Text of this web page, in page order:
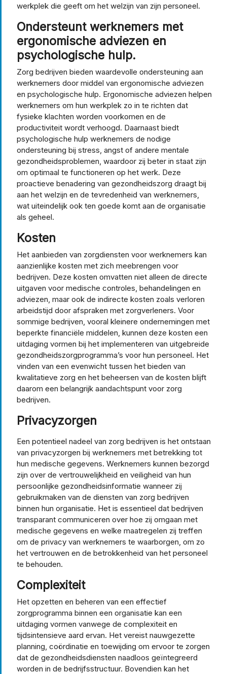
werkplek die geeft om het welzijn van zijn personeel.
Ondersteunt werknemers met
ergonomische adviezen en
psychologische hulp.
Zorg bedrijven bieden waardevolle ondersteuning aan
werknemers door middel van ergonomische adviezen
en psychologische hulp. Ergonomische adviezen helpen
werknemers om hun werkplek zo in te richten dat
fysieke klachten worden voorkomen en de
productiviteit wordt verhoogd. Daarnaast biedt
psychologische hulp werknemers de nodige
ondersteuning bij stress, angst of andere mentale
gezondheidsproblemen, waardoor zij beter in staat zijn
om optimaal te functioneren op het werk. Deze
proactieve benadering van gezondheidszorg draagt bij
aan het welzijn en de tevredenheid van werknemers,
wat uiteindelijk ook ten goede komt aan de organisatie
als geheel.
Kosten
Het aanbieden van zorgdiensten voor werknemers kan
aanzienlijke kosten met zich meebrengen voor
bedrijven. Deze kosten omvatten niet alleen de directe
uitgaven voor medische controles, behandelingen en
adviezen, maar ook de indirecte kosten zoals verloren
arbeidstijd door afspraken met zorgverleners. Voor
sommige bedrijven, vooral kleinere ondernemingen met
beperkte financiële middelen, kunnen deze kosten een
uitdaging vormen bij het implementeren van uitgebreide
gezondheidszorgprogramma’s voor hun personeel. Het
vinden van een evenwicht tussen het bieden van
kwalitatieve zorg en het beheersen van de kosten blijft
daarom een belangrijk aandachtspunt voor zorg
bedrijven.
Privacyzorgen
Een potentieel nadeel van zorg bedrijven is het ontstaan
van privacyzorgen bij werknemers met betrekking tot
hun medische gegevens. Werknemers kunnen bezorgd
zijn over de vertrouwelijkheid en veiligheid van hun
persoonlijke gezondheidsinformatie wanneer zij
gebruikmaken van de diensten van zorg bedrijven
binnen hun organisatie. Het is essentieel dat bedrijven
transparant communiceren over hoe zij omgaan met
medische gegevens en welke maatregelen zij treffen
om de privacy van werknemers te waarborgen, om zo
het vertrouwen en de betrokkenheid van het personeel
te behouden.
Complexiteit
Het opzetten en beheren van een effectief
zorgprogramma binnen een organisatie kan een
uitdaging vormen vanwege de complexiteit en
tijdsintensieve aard ervan. Het vereist nauwgezette
planning, coördinatie en toewijding om ervoor te zorgen
dat de gezondheidsdiensten naadloos geïntegreerd
worden in de bedrijfsstructuur. Bovendien kan het